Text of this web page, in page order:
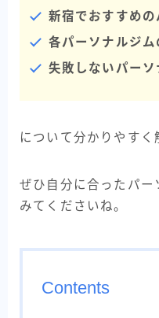
新宿でおすすめの
各パーソナルジ
失敗しないパー
について分かりやすく
ぜひ自分に合ったパー
みてくださいね。
Contents